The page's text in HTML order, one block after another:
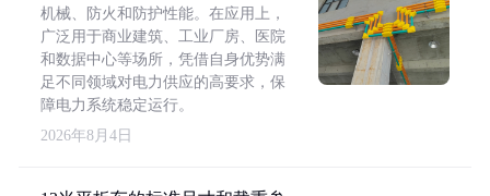
机械、防火和防护性能。在应用上，
广泛用于商业建筑、工业厂房、医院
和数据中心等场所，凭借自身优势满
足不同领域对电力供应的高要求，保
障电力系统稳定运行。
2026年8月4日